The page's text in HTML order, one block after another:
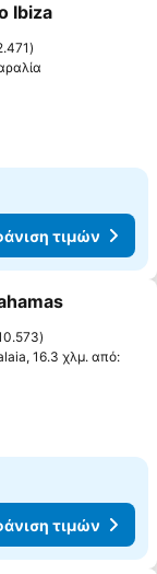
αγαπημένα
Ibiza
τιμών
αγαπημένα
16.3 χλμ. από:
τιμών